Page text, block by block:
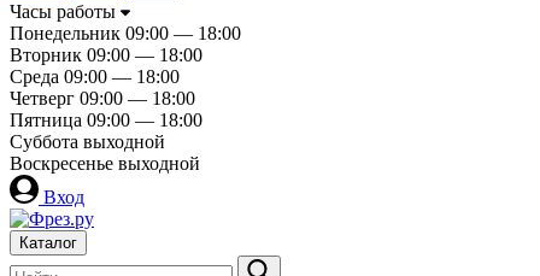
Часы работы
Понедельник 09:00 — 18:00
Вторник 09:00 — 18:00
Среда 09:00 — 18:00
Четверг 09:00 — 18:00
Пятница 09:00 — 18:00
Суббота выходной
Воскресенье выходной
Вход
Каталог